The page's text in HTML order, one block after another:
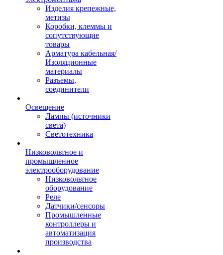
Изделия крепежные,
метизы
Коробки, клеммы и
сопутствующие
товары
Арматура кабельная/
Изоляционные
материалы
Разъемы,
соединители
Освещение
Лампы (источники
света)
Светотехника
Низковольтное и
промышленное
электрооборудование
Низковольтное
оборудование
Реле
Датчики/сенсоры
Промышленные
контроллеры и
автоматизация
производства